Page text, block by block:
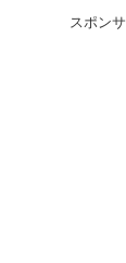
スポン